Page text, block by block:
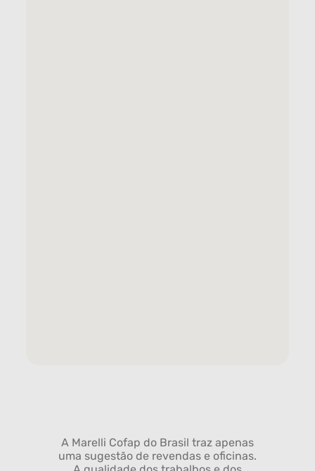
A Marelli Cofap do Brasil traz apenas
uma sugestão de revendas e oficinas.